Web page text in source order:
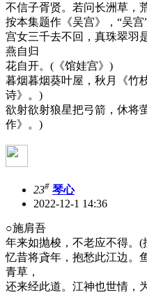
不信子胥贤。若问长洲草，
按本集题作《吴宫》，“吴宫
宫女三千去不回，真珠翠羽
燕自归
花自开。(《馆娃宫》)
暮烟暮烟葵叶屋，秋月《竹
诗》。)
欲射欲射狼星把弓箭，休将
作》。)
23# 琴心
2022-12-1 14:36
○施肩吾
年来如抛梭，不老应不得。(
忆昔将貣年，抱愁此江边。
青草，
还来经此道。江神也世情，